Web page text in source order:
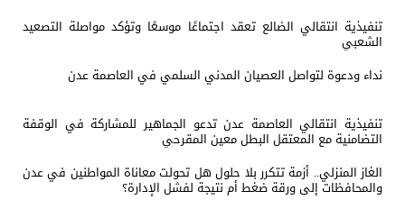
تنفيذية انتقالي الضالع تعقد اجتماعًا موسعًا وتؤكد مواصلة التصعيد
الشعبي
نداء ودعوة لتواصل العصيان المدني السلمي في العاصمة عدن
تنفيذية انتقالي العاصمة عدن تدعو الجماهير للمشاركة في الوقفة
التضامنية مع المعتقل البطل معين المقرحي
الغاز المنزلي.. أزمة تتكرر بلا حلول هل تحولت معاناة المواطنين في عدن
والمحافظات إلى ورقة ضغط أم نتيجة لفشل الإدارة؟